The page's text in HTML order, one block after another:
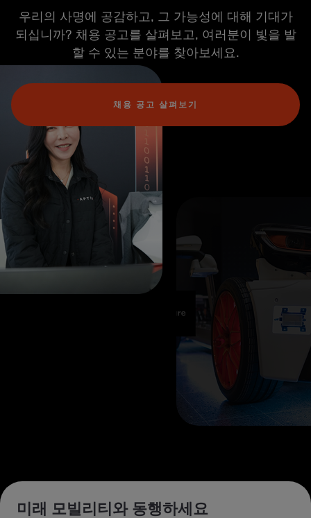
우리의 사명에 공감하고, 그 가능성에 대해 기대가
되십니까? 채용 공고를 살펴보고, 여러분이 빛을 발
할 수 있는 분야를 찾아보세요.
채용 공고 살펴보기
미래 모빌리티와 동행하세요